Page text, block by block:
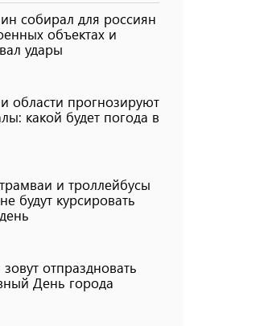
собирал для россиян
объектах и
удары
области прогнозируют
какой будет погода в
и троллейбусы
будут курсировать
отпраздновать
День города